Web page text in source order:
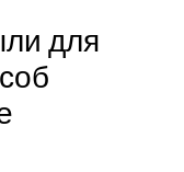
для